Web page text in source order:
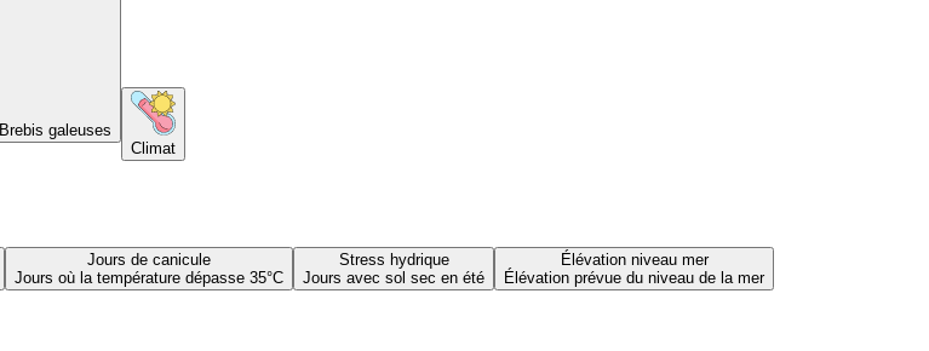
Brebis galeuses
Climat
Jours de canicule
Jours où la température dépasse 35°C
Stress hydrique
Jours avec sol sec en été
Élévation niveau mer
Élévation prévue du niveau de la mer